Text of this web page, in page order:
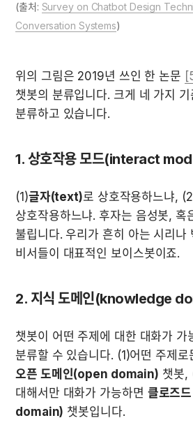
(출처: Survey on Chatbot Design
Conversation Systems)
위의 그림은 2019년 쓰인 한 논문
챗봇의 분류입니다. 크게 네 가지
분류하고 있습니다.
1. 상호작용 모드(interact
(1)글자(text)로 상호작용하느냐,
상호작용하느냐. 후자는 음성봇, 혹
불립니다. 우리가 흔히 아는 시리나
비서들이 대표적인 보이스봇이죠.
2. 지식 도메인(knowledge
챗봇이 어떤 주제에 대한 대화가 가
오픈 도메인(open domain) 챗봇,
대해서만 대화가 가능하면 클로즈
domain) 챗봇입니다.